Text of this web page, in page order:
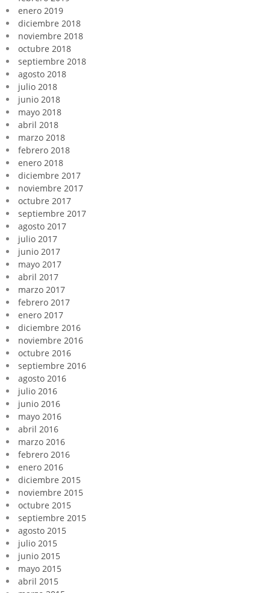
enero 2019
diciembre 2018
noviembre 2018
octubre 2018
septiembre 2018
agosto 2018
julio 2018
junio 2018
mayo 2018
abril 2018
marzo 2018
febrero 2018
enero 2018
diciembre 2017
noviembre 2017
octubre 2017
septiembre 2017
agosto 2017
julio 2017
junio 2017
mayo 2017
abril 2017
marzo 2017
febrero 2017
enero 2017
diciembre 2016
noviembre 2016
octubre 2016
septiembre 2016
agosto 2016
julio 2016
junio 2016
mayo 2016
abril 2016
marzo 2016
febrero 2016
enero 2016
diciembre 2015
noviembre 2015
octubre 2015
septiembre 2015
agosto 2015
julio 2015
junio 2015
mayo 2015
abril 2015